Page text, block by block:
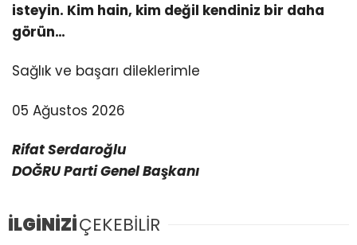
isteyin. Kim hain, kim değil kendiniz bir daha
görün…
Sağlık ve başarı dileklerimle
05 Ağustos 2026
Rifat Serdaroğlu
DOĞRU Parti Genel Başkanı
İLGİNİZİÇEKEBİLİR